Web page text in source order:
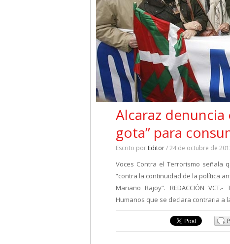
Alcaraz denuncia
gota” para
Escrito por Editor/ 24 de octubre de
Voces Contra el Terrorismo señala
“contra la continuidad de la política
Mariano Rajoy”. REDACCIÓN
Humanos que se declara contraria a